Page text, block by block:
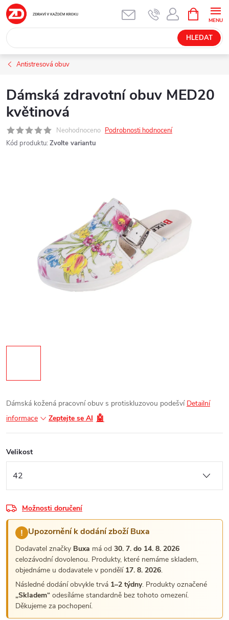
Přejít
na
obsah
HLEDAT
NÁKUPNÍ
KOŠÍK
Antistresová obuv
Dámská zdravotní obuv MED20
květinová
Neohodnoceno Podrobnosti hodnocení
Kód produktu: Zvolte variantu
Dámská kožená pracovní obuv s protiskluzovou podešví Detailní
informace
Zeptejte se AI 🤖
Velikost
Možnosti doručení
! Upozornění k dodání zboží Buxa
Dodavatel značky Buxa má od 30. 7. do 14. 8. 2026
celozávodní dovolenou. Produkty, které nemáme skladem,
objednáme u dodavatele v pondělí 17. 8. 2026.
Následné dodání obvykle trvá 1–2 týdny. Produkty označené
„Skladem“ odesíláme standardně bez tohoto omezení.
Děkujeme za pochopení.